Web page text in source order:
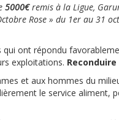
5000€remis à la Ligue,
Rose » du 1er au 31
ont répondu
exploitations.
et aux hommes du
le service aliment,